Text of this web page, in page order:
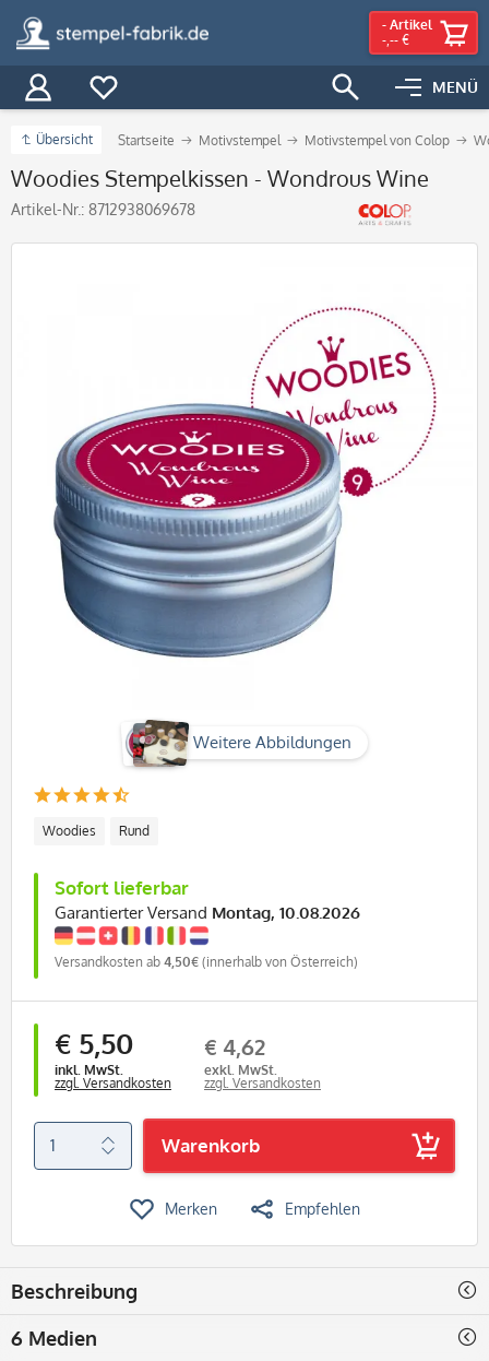
MENÜ
- Artikel
-,-- €
Übersicht Startseite Motivstempel Motivstempel von Colop
Woodies Stempelkissen - Wondrous Wine
Artikel-Nr.: 8712938069678
Weitere Abbildungen
Woodies Rund
Sofort lieferbar
Garantierter Versand Montag, 10.08.2026
Versandkosten ab 4,50€ (innerhalb von Österreich)
€ 5,50
inkl. MwSt.
zzgl. Versandkosten
€ 4,62
exkl. MwSt.
zzgl. Versandkosten
Warenkorb
Merken Empfehlen
Beschreibung
6 Medien